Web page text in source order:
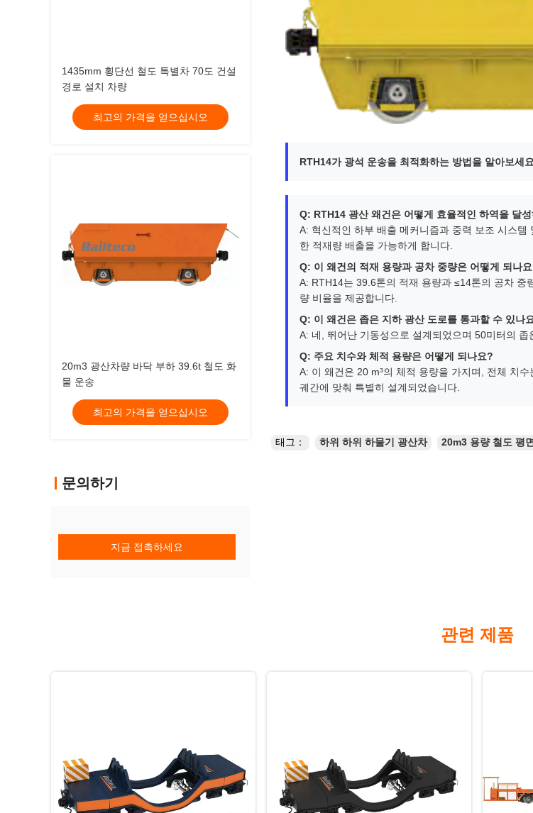
1435mm 횡단선 철도 특별차 70도 건설
경로 설치 차량
최고의 가격을 얻으십시오
20m3 광산차량 바닥 부하 39.6t 철도 화
물 운송
최고의 가격을 얻으십시오
문의하기
지금 접촉하세요
RTH14가 광석 운송을 최적화하는 방법을 알아보세
Q: RTH14 광산 왜건은 어떻게 효율적인 하역을 달
A: 혁신적인 하부 배출 메커니즘과 중력 보조 시스
한 적재량 배출을 가능하게 합니다.
Q: 이 왜건의 적재 용량과 공차 중량은 어떻게 되나
A: RTH14는 39.6톤의 적재 용량과 ≤14톤의 공차 중
량 비율을 제공합니다.
Q: 이 왜건은 좁은 지하 광산 도로를 통과할 수 있나
A: 네, 뛰어난 기동성으로 설계되었으며 50미터의
Q: 주요 치수와 체적 용량은 어떻게 되나요?
A: 이 왜건은 20 m³의 체적 용량을 가지며, 전체 치
궤간에 맞춰 특별히 설계되었습니다.
태그： 하위 하위 하물기 광산차 20m3 용량 철도 평
관련 제품